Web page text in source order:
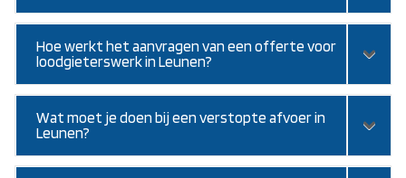
Hoe werkt het aanvragen van een offerte voor
loodgieterswerk in Leunen?
Wat moet je doen bij een verstopte afvoer in
Leunen?